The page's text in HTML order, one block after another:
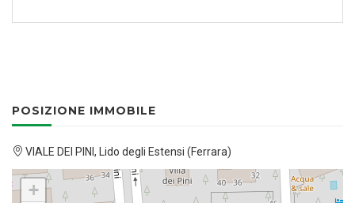
POSIZIONE IMMOBILE
VIALE DEI PINI, Lido degli Estensi (Ferrara)
+